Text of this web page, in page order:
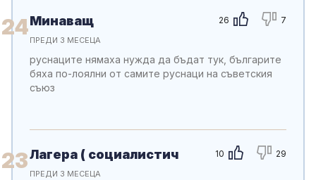
24 26 7
Минаващ
ПРЕДИ 3 МЕСЕЦА
руснаците нямаха нужда да бъдат тук, българите
бяха по-лоялни от самите руснаци на съветския
съюз
23 10 29
Лагера ( социалистич
ПРЕДИ 3 МЕСЕЦА